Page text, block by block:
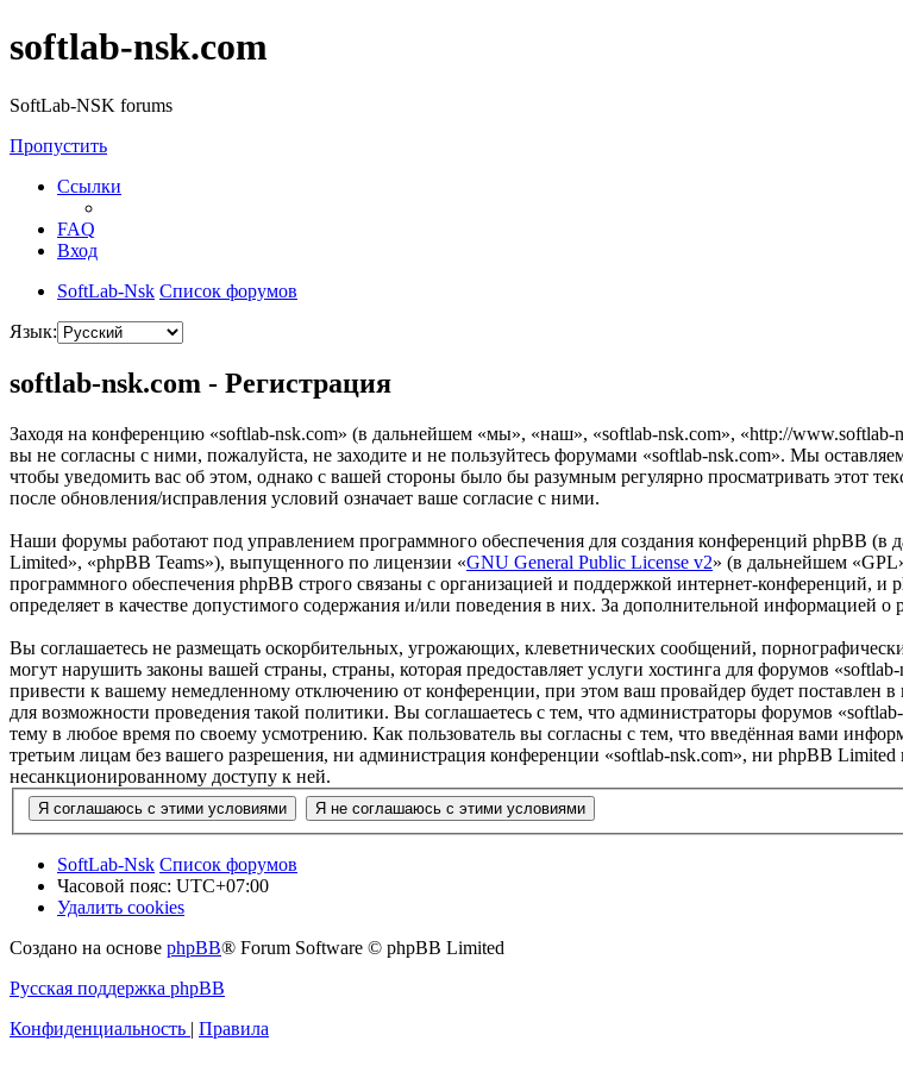
softlab-nsk.com
SoftLab-NSK forums
Пропустить
Ссылки
FAQ
Вход
SoftLab-Nsk Список форумов
Язык:
softlab-nsk.com - Регистрация
Заходя на конференцию «softlab-nsk.com» (в дальнейшем «мы», «наш», «softlab-nsk.com», «http://
вы не согласны с ними, пожалуйста, не заходите и не пользуйтесь форумами «softlab-nsk.com». Мы
чтобы уведомить вас об этом, однако с вашей стороны было бы разумным регулярно просматривать этот
после обновления/исправления условий означает ваше согласие с ними.
Наши форумы работают под управлением программного обеспечения для создания конференций phpBB
Limited», «phpBB Teams»), выпущенного по лицензии «GNU General Public License v2» (в дальнейшем
программного обеспечения phpBB строго связаны с организацией и поддержкой интернет-конференций, и
определяет в качестве допустимого содержания и/или поведения в них. За дополнительной информацией о
Вы соглашаетесь не размещать оскорбительных, угрожающих, клеветнических сообщений,
могут нарушить законы вашей страны, страны, которая предоставляет услуги хостинга для форумов
привести к вашему немедленному отключению от конференции, при этом ваш провайдер будет поставлен
для возможности проведения такой политики. Вы соглашаетесь с тем, что администраторы форумов
тему в любое время по своему усмотрению. Как пользователь вы согласны с тем, что введённая вами
третьим лицам без вашего разрешения, ни администрация конференции «softlab-nsk.com», ни phpBB Limited
несанкционированному доступу к ней.
SoftLab-Nsk Список форумов
Часовой пояс: UTC+07:00
Удалить cookies
Создано на основе phpBB® Forum Software © phpBB Limited
Русская поддержка phpBB
Конфиденциальность | Правила